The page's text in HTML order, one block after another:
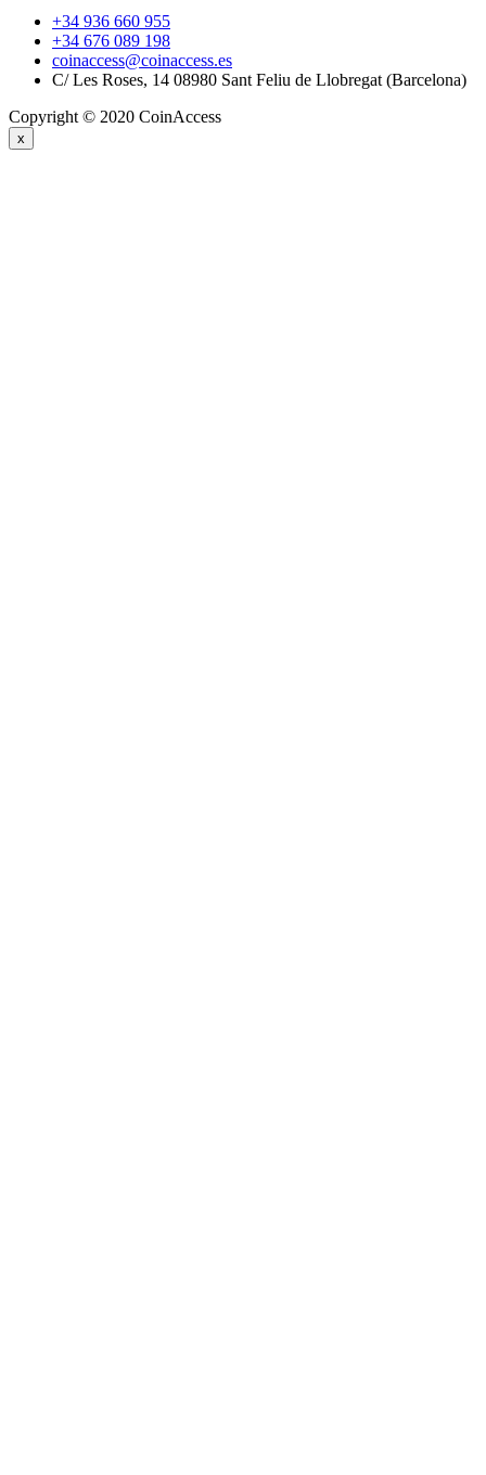
+34 936 660 955
+34 676 089 198
coinaccess@coinaccess.es
C/ Les Roses, 14 08980 Sant Feliu de Llobregat (Barcelona)
Copyright © 2020 CoinAccess